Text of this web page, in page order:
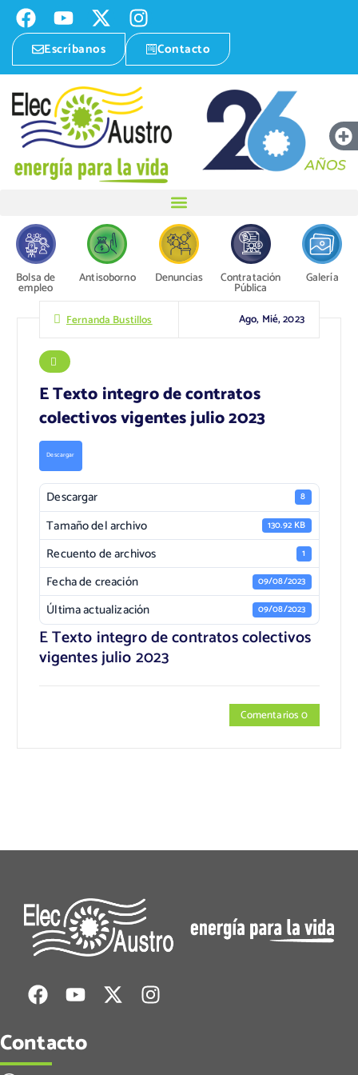
Escríbanos Contacto
Bolsa de
empleo
Antisoborno Denuncias Contratación
Pública
Galería
Fernanda Bustillos Ago, Mié, 2023
E Texto integro de contratos
colectivos vigentes julio 2023
Descargar
Descargar 8
Tamaño del archivo 130.92 KB
Recuento de archivos 1
Fecha de creación 09/08/2023
Última actualización 09/08/2023
E Texto integro de contratos colectivos
vigentes julio 2023
Comentarios 0
Contacto